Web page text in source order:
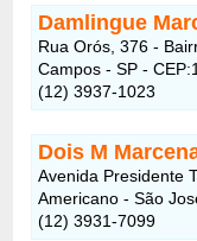
Damlingue
Rua Orós, 376 -
Campos - SP -
(12) 3937-1023
Dois M
Avenida Presidente
Americano - São
(12) 3931-7099